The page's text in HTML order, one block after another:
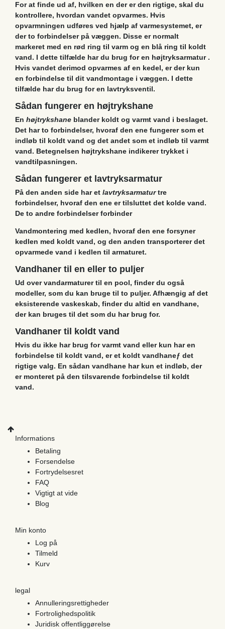
For at finde ud af, hvilken en der er den rigtige, skal du
kontrollere, hvordan vandet opvarmes. Hvis
opvarmningen udføres ved hjælp af varmesystemet, er
der to forbindelser på væggen. Disse er normalt
markeret med en rød ring til varm og en blå ring til koldt
vand. I dette tilfælde har du brug for en højtryksarmatur .
Hvis vandet derimod opvarmes af en kedel, er der kun
en forbindelse til dit vandmontage i væggen. I dette
tilfælde har du brug for en lavtryksventil.
Sådan fungerer en højtrykshane
En højtrykshane blander koldt og varmt vand i beslaget.
Det har to forbindelser, hvoraf den ene fungerer som et
indløb til koldt vand og det andet som et indløb til varmt
vand. Betegnelsen højtrykshane indikerer trykket i
vandtilpasningen.
Sådan fungerer et lavtryksarmatur
På den anden side har et lavtryksarmaturtre
forbindelser, hvoraf den ene er tilsluttet det kolde vand.
De to andre forbindelser forbinder
Vandmontering med kedlen, hvoraf den ene forsyner
kedlen med koldt vand, og den anden transporterer det
opvarmede vand i kedlen til armaturet.
Vandhaner til en eller to puljer
Ud over vandarmaturer til en pool, finder du også
modeller, som du kan bruge til to puljer. Afhængig af det
eksisterende vaskeskab, finder du altid en vandhane,
der kan bruges til det som du har brug for.
Vandhaner til koldt vand
Hvis du ikke har brug for varmt vand eller kun har en
forbindelse til koldt vand, er et koldt vandhaneƒ det
rigtige valg. En sådan vandhane har kun et indløb, der
er monteret på den tilsvarende forbindelse til koldt
vand.
Informations
Betaling
Forsendelse
Fortrydelsesret
FAQ
Vigtigt at vide
Blog
Min konto
Log på
Tilmeld
Kurv
legal
Annulleringsrettigheder
Fortrolighedspolitik
Juridisk offentliggørelse